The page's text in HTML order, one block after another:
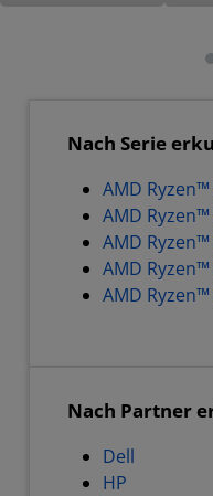
Nach Serie
AMD Ryzen™
AMD Ryzen™
AMD Ryzen™
AMD Ryzen™
AMD Ryzen™
Nach Partner
Dell
HP